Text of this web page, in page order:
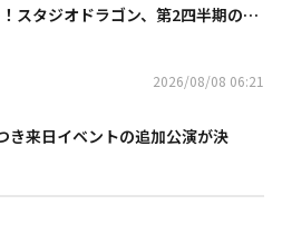
スタジオドラゴン、第2四半期の売
2026/08/08 06:21
き来日イベントの追加公演が決